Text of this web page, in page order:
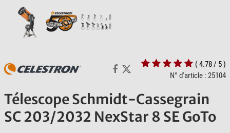
( 4.78 / 5 )
N° d'article : 25104
Télescope Schmidt-Cassegrain
SC 203/2032 NexStar 8 SE GoTo